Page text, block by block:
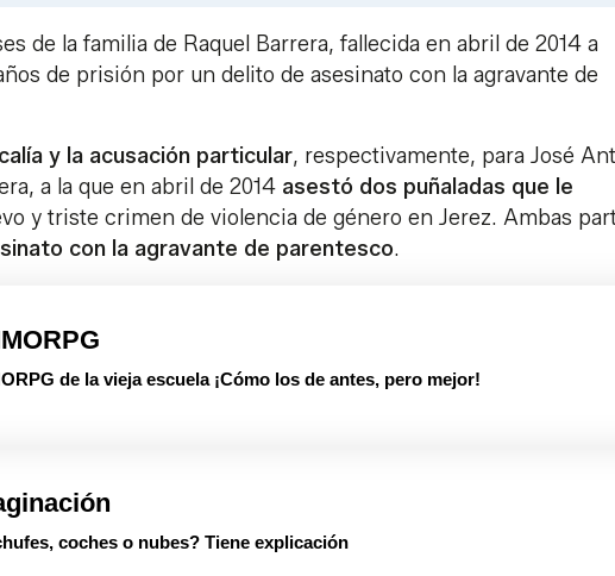
de la familia de Raquel Barrera, fallecida en abril de 2014 a
de prisión por un delito de asesinato con la agravante de
y la acusación particular, respectivamente, para José
a la que en abril de 2014 asestó dos puñaladas que le
y triste crimen de violencia de género en Jerez. Ambas
con la agravante de parentesco.
de la vieja escuela ¡Cómo los de antes, pero mejor!
coches o nubes? Tiene explicación